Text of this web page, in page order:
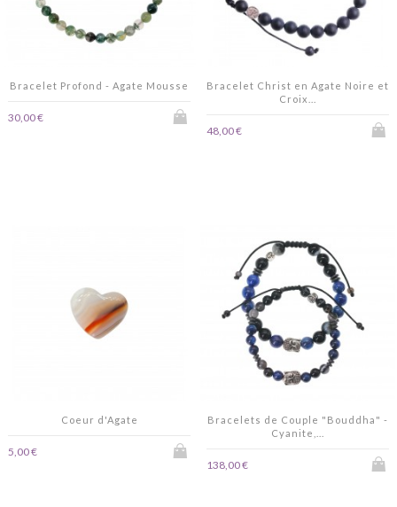
Bracelet Profond - Agate Mousse
30,00 €
Bracelet Christ en Agate Noire et
Croix...
48,00 €
Coeur d'Agate
5,00 €
Bracelets de Couple "Bouddha" -
Cyanite,...
138,00 €